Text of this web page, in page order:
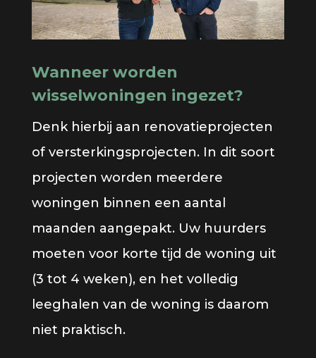
Wanneer worden
wisselwoningen ingezet?
Denk hierbij aan renovatieprojecten
of versterkingsprojecten. In dit soort
projecten worden meerdere
woningen binnen een aantal
maanden aangepakt. Uw huurders
moeten voor korte tijd de woning uit
(3 tot 4 weken), en het volledig
leeghalen van de woning is daarom
niet praktisch.